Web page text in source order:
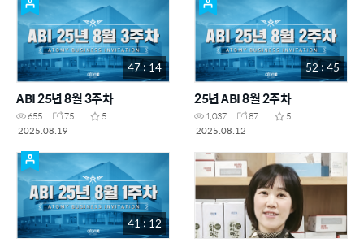
47 : 14
ABI 25년 8월 3주차
655 75
5
2025.08.19
52 : 45
25년 ABI 8월 2주차
1,037 87
5
2025.08.12
41 : 12